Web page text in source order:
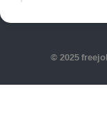
© 2025